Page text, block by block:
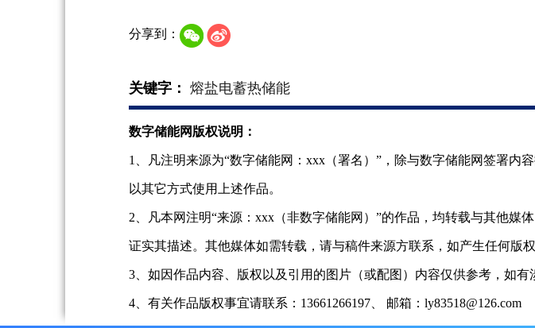
分享到：
关键字： 熔盐电蓄热储能
数字储能网版权说明：
1、凡注明来源为“数字储能网：xxx（署名）”，除与数字储能网签署
以其它方式使用上述作品。
2、凡本网注明“来源：xxx（非数字储能网）”的作品，均转载与其他
证实其描述。其他媒体如需转载，请与稿件来源方联系，如产生任何版权
3、如因作品内容、版权以及引用的图片（或配图）内容仅供参考，如
4、有关作品版权事宜请联系：13661266197、 邮箱：ly83518@126.com